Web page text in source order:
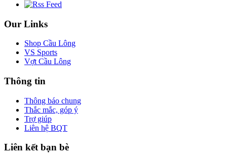
Our Links
Shop Cầu Lông
VS Sports
Vợt Cầu Lông
Thông tin
Thông báo chung
Thắc mắc, góp ý
Trợ giúp
Liên hệ BQT
Liên kết bạn bè